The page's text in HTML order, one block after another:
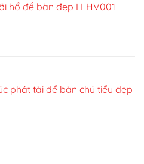
hổ để bàn đẹp I LHV001
phát tài để bàn chú tiểu đẹp